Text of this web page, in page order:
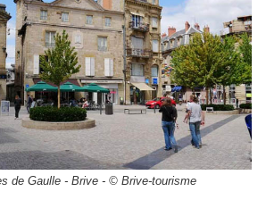
de Gaulle - Brive - © Brive-tourisme